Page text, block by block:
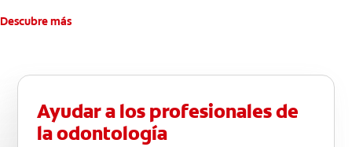
Descubre más
Ayudar a los profesionales de
la odontología